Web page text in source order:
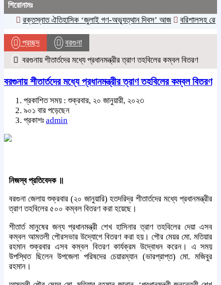
শিরোনামঃ
রক্তস্নাত ঐতিহাসিক ‌‘জুলাই গণ-অভ্যুত্থান দিবস’ আজ
বরিশালসহ
প্রচ্ছদ
বরগুনা
বরগুনায় শীতার্তদের মধ্যে প্রধানমন্ত্রীর ত্রাণ তহবিলের কম্বল বিতরণ
বরগুনায় শীতার্তদের মধ্যে প্রধানমন্ত্রীর ত্রাণ তহবিলের কম্বল বিতরণ
প্রকাশিত সময় : শুক্রবার, ২০ জানুয়ারী, ২০২৩
৯০১ বার পড়েছেন
প্রকাশঃ admin
নিজস্ব প্রতিবেদক ॥
বরগুনা জেলায় শুক্রবার (২০ জানুয়ারি) হতদরিদ্র শীতার্তদের মধ্যে প্রধানমন্ত্রীর
ত্রাণ তহবিলের ৫০০ কম্বল বিতরণ করা হয়েছে।
শীতার্ত মানুষের জন্য প্রধানমন্ত্রী শেখ হাসিনার ত্রাণ তহবিলের দেয়া এসব
কম্বল আমতলী পৌরসভার উদ্যোগে বিতরণ করা হয়। পৌর মেয়র মো. মতিয়ার
রহমান শুক্রবার এসব কম্বল বিতরণ কার্যক্রম উদ্বোধন করেন। এ সময়
উপস্থিত ছিলেন উপজেলা পরিষদের চেয়ারম্যান (ভারপ্রাপ্ত) মো. মজিবুর
রহমান।